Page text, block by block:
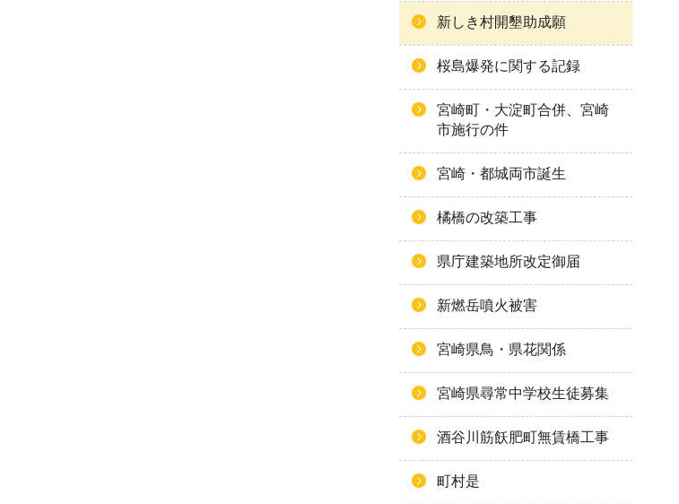
新しき村開墾助成願
桜島爆発に関する記録
宮崎町・大淀町合併、宮崎
市施行の件
宮崎・都城両市誕生
橘橋の改築工事
県庁建築地所改定御届
新燃岳噴火被害
宮崎県鳥・県花関係
宮崎県尋常中学校生徒募集
酒谷川筋飫肥町無賃橋工事
町村是